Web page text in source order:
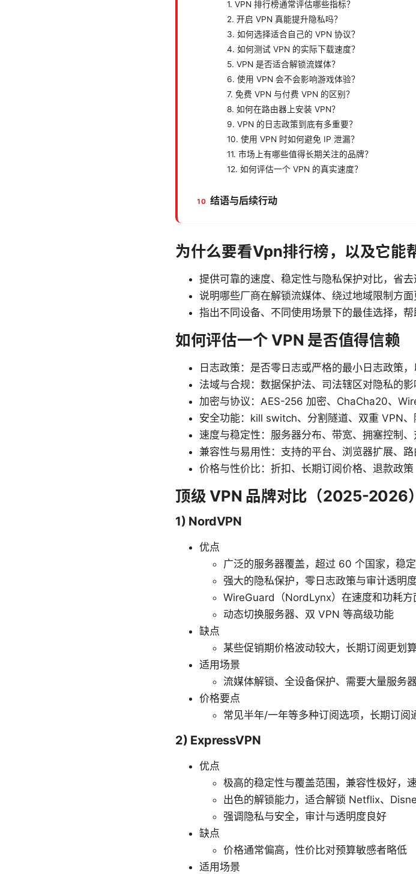
1. VPN 排行榜通常评估哪些指标？
2. 开启 VPN 真能提升隐私吗？
3. 如何选择适合自己的 VPN 协议？
4. 如何测试 VPN 的实际下载速度？
5. VPN 是否适合解锁流媒体？
6. 使用 VPN 会不会影响游戏体验？
7. 免费 VPN 与付费 VPN 的区别？
8. 如何在路由器上安装 VPN？
9. VPN 的日志政策到底有多重要？
10. 使用 VPN 时如何避免 IP 泄漏？
11. 市场上有哪些值得长期关注的品牌？
12. 如何评估一个 VPN 的真实速度？
结语与后续行动
为什么要看Vpn排行榜，以及它能
提供可靠的速度、稳定性与隐私保护对比，省去
说明哪些厂商在解锁流媒体、绕过地域限制方
指出不同设备、不同使用场景下的最佳选择，
如何评估一个 VPN 是否值得信赖
日志政策：是否零日志或严格的最小日志政策
法域与合规：数据保护法、司法辖区对隐私的
加密与协议：AES-256 加密、ChaCha20、
安全功能：kill switch、分割隧道、双重 VPN、
速度与稳定性：服务器分布、带宽、拥塞控制
兼容性与易用性：支持的平台、浏览器扩展、
价格与性价比：折扣、长期订阅价格、退款政策
顶级 VPN 品牌对比（2025-2026）
1) NordVPN
优点
广泛的服务器覆盖，超过 60 个国家，稳
强大的隐私保护，零日志政策与审计透明
WireGuard（NordLynx）在速度和功耗方
动态切换服务器、双 VPN 等高级功能
缺点
某些促销期价格波动较大，长期订阅更划
适用场景
流媒体解锁、全设备保护、需要大量服务
价格要点
常见半年/一年等多种订阅选项，长期订阅
2) ExpressVPN
优点
极高的稳定性与覆盖范围，兼容性极好，
出色的解锁能力，适合解锁 Netflix、
强调隐私与安全，审计与透明度良好
缺点
价格通常偏高，性价比对预算敏感者略低
适用场景